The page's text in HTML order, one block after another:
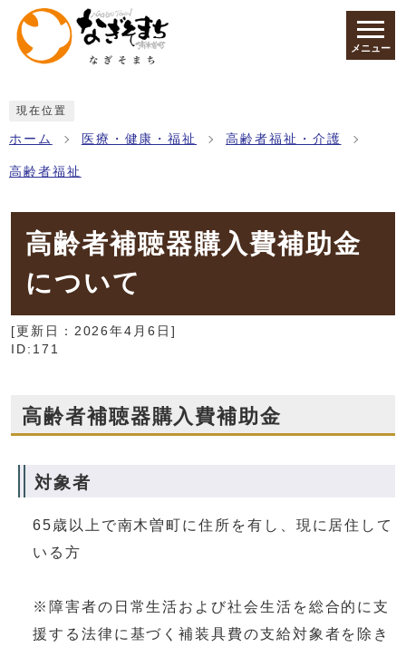
ページの先頭です
メニュー
現在位置
ホーム 医療・健康・福祉 高齢者福祉・介護
高齢者福祉
高齢者補聴器購入費補助金
について
[更新日： 2026年4月6日 ]
ID:171
高齢者補聴器購入費補助金
対象者
65歳以上で南木曽町に住所を有し、現に居住して
いる方
※障害者の日常生活および社会生活を総合的に支
援する法律に基づく補装具費の支給対象者を除き